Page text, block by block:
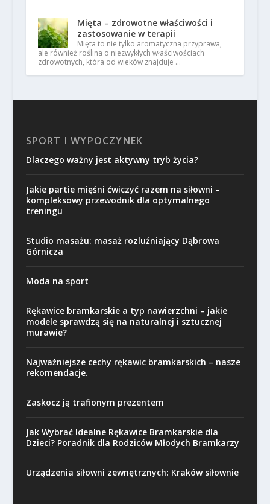
Mięta – zdrowotne właściwości i
zastosowanie w terapii
Mięta to nie tylko aromatyczna przyprawa,
ale również roślina o niezwykłych właściwościach
zdrowotnych, która od wieków znajduje …
SPORT I WYPOCZYNEK
Dlaczego ważny jest aktywny tryb życia?
Jakie partie mięśni ćwiczyć razem na siłowni –
kompleksowy przewodnik dla optymalnego
treningu
Studio masażu: masaż rozluźniający Dąbrowa
Górnicza
Moda na sport
Rękawice bramkarskie a typ nawierzchni – jakie
modele sprawdzą się na naturalnej i sztucznej
murawie?
Najważniejsze cechy rękawic bramkarskich – nasze
rekomendacje.
Zaskocz ją trafionym prezentem
Jak Wybrać Idealne Rękawice Bramkarskie dla
Dzieci? Poradnik dla Rodziców Młodych Bramkarzy
Urządzenia siłowni zewnętrznych: Kraków siłownie